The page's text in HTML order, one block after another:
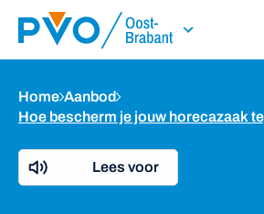
Skip Navigation or Skip to Content
Home
Aanbod
Hoe bescherm je jouw horecazaak
Lees voor